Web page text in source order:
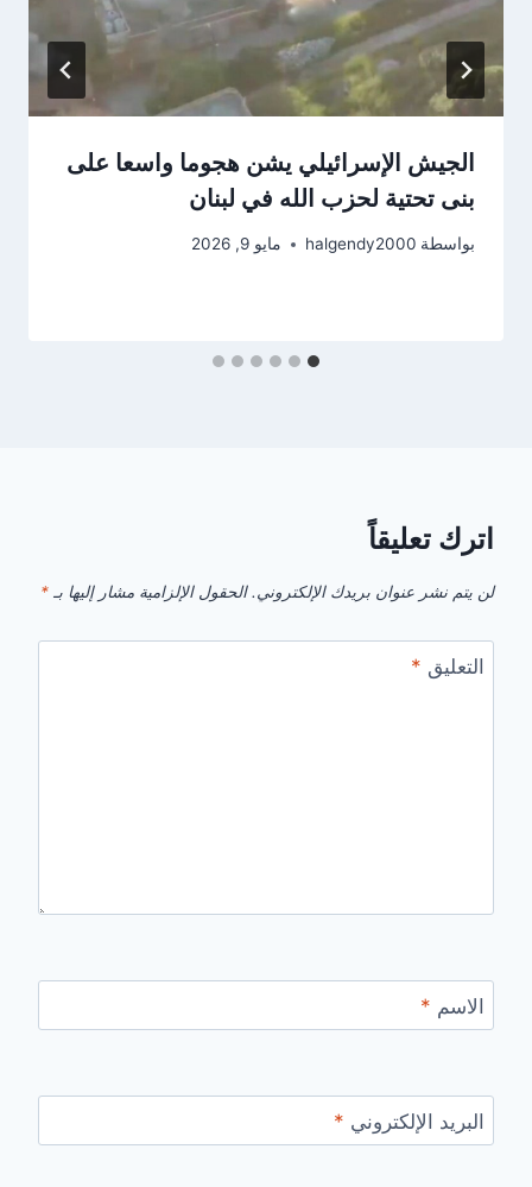
الجيش الإسرائيلي يشن هجوما واسعا على
بنى تحتية لحزب الله في لبنان
بواسطة halgendy2000 مايو 9, 2026
اترك تعليقاً
لن يتم نشر عنوان بريدك الإلكتروني. الحقول الإلزامية مشار إليها بـ *
التعليق *
الاسم *
البريد الإلكتروني *